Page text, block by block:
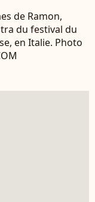
de Ramon,
du festival du
en Italie. Photo